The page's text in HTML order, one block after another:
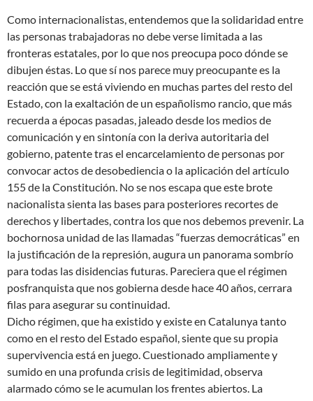
Como internacionalistas, entendemos que la solidaridad entre
las personas trabajadoras no debe verse limitada a las
fronteras estatales, por lo que nos preocupa poco dónde se
dibujen éstas. Lo que sí nos parece muy preocupante es la
reacción que se está viviendo en muchas partes del resto del
Estado, con la exaltación de un españolismo rancio, que más
recuerda a épocas pasadas, jaleado desde los medios de
comunicación y en sintonía con la deriva autoritaria del
gobierno, patente tras el encarcelamiento de personas por
convocar actos de desobediencia o la aplicación del artículo
155 de la Constitución. No se nos escapa que este brote
nacionalista sienta las bases para posteriores recortes de
derechos y libertades, contra los que nos debemos prevenir. La
bochornosa unidad de las llamadas “fuerzas democráticas” en
la justificación de la represión, augura un panorama sombrío
para todas las disidencias futuras. Pareciera que el régimen
posfranquista que nos gobierna desde hace 40 años, cerrara
filas para asegurar su continuidad.
Dicho régimen, que ha existido y existe en Catalunya tanto
como en el resto del Estado español, siente que su propia
supervivencia está en juego. Cuestionado ampliamente y
sumido en una profunda crisis de legitimidad, observa
alarmado cómo se le acumulan los frentes abiertos. La